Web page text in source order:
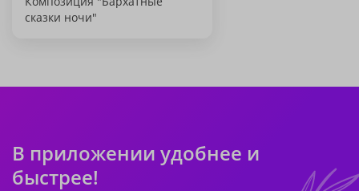
сказки ночи"
В приложении удобнее и
быстрее!